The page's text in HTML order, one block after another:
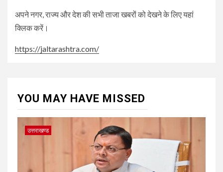
अपने नगर, राज्य और देश की सभी ताजा खबरों को देखने के लिए यहां
क्लिक करें।
https://jaltarashtra.com/
YOU MAY HAVE MISSED
उत्तराखण्ड